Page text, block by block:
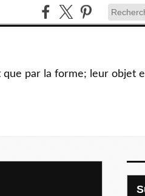
par la forme; leur objet